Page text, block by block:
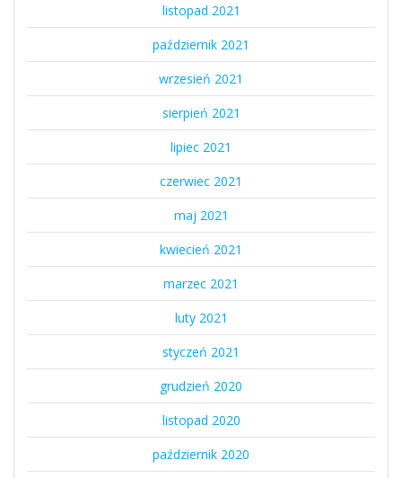
listopad 2021
październik 2021
wrzesień 2021
sierpień 2021
lipiec 2021
czerwiec 2021
maj 2021
kwiecień 2021
marzec 2021
luty 2021
styczeń 2021
grudzień 2020
listopad 2020
październik 2020